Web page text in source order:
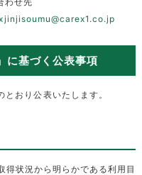
に基づく公表事項
おり公表いたします。
状況から明らかである利用目